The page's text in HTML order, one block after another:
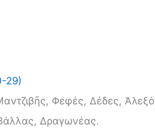
29)
Φεφές, Δέδες,
Δραγωνέας.